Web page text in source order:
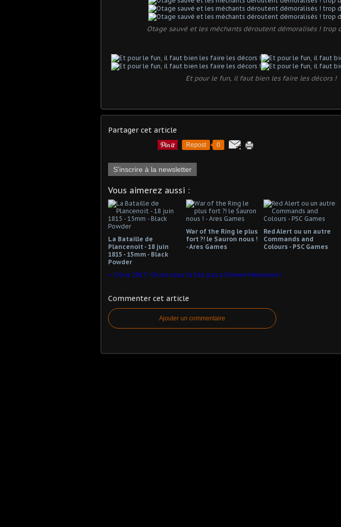
Otage sauvé et les méchants déroutent démoralisés ! trop
Et pour le fun, il faut bien les faire les décors !
Partager cet article
Repost 0
S'inscrire à la newsletter
Vous aimerez aussi :
La Bataille de
Plancenoit - 18 juin
1815 - 15mm - Black
Powder
War of the Ring le plus
fort ?! le Sauron nous !
- Ares Games
Red Alert ou un autre
Commands and
Colours - PSC Games
Crisis 2017 - On ne nous l'a fait pas à l'Anvers Messieurs !
Commenter cet article
Ajouter un commentaire